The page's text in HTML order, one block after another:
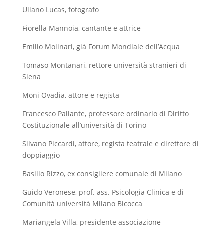
Uliano Lucas, fotografo
Fiorella Mannoia, cantante e attrice
Emilio Molinari, già Forum Mondiale dell’Acqua
Tomaso Montanari, rettore università stranieri di
Siena
Moni Ovadia, attore e regista
Francesco Pallante, professore ordinario di Diritto
Costituzionale all’università di Torino
Silvano Piccardi, attore, regista teatrale e direttore di
doppiaggio
Basilio Rizzo, ex consigliere comunale di Milano
Guido Veronese, prof. ass. Psicologia Clinica e di
Comunità università Milano Bicocca
Mariangela Villa, presidente associazione